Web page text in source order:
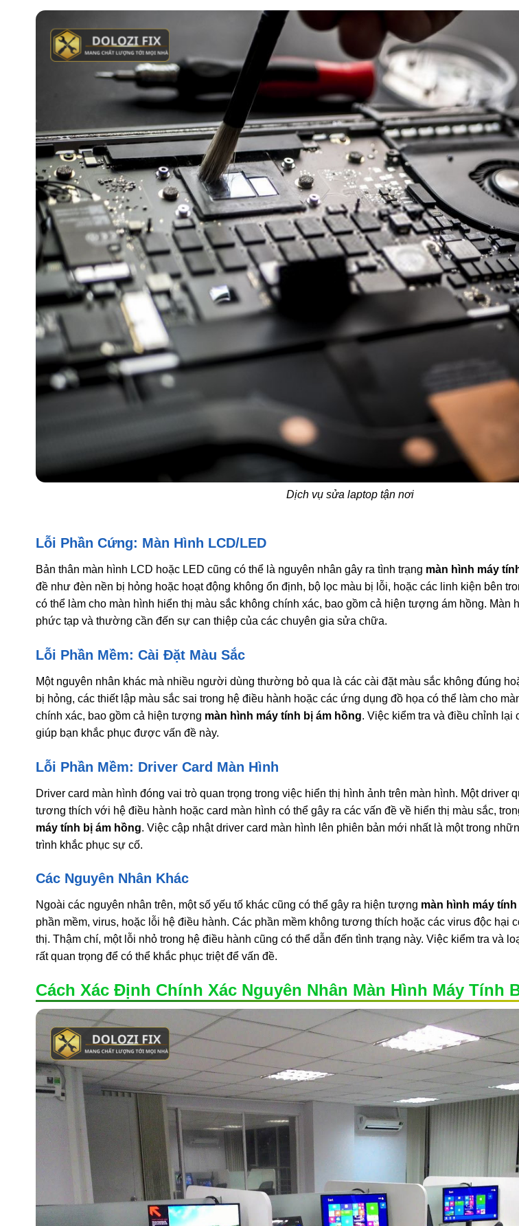
Dịch vụ sửa laptop tận nơi
Lỗi Phần Cứng: Màn Hình LCD/LED
Bản thân màn hình LCD hoặc LED cũng có thể là nguyên nhân gây ra tình trạng màn hình máy
đề như đèn nền bị hỏng hoặc hoạt động không ổn định, bộ lọc màu bị lỗi, hoặc các linh kiện bên
có thể làm cho màn hình hiển thị màu sắc không chính xác, bao gồm cả hiện tượng ám hồng. Màn
phức tạp và thường cần đến sự can thiệp của các chuyên gia sửa chữa.
Lỗi Phần Mềm: Cài Đặt Màu Sắc
Một nguyên nhân khác mà nhiều người dùng thường bỏ qua là các cài đặt màu sắc không đúng
bị hỏng, các thiết lập màu sắc sai trong hệ điều hành hoặc các ứng dụng đồ họa có thể làm cho
chính xác, bao gồm cả hiện tượng màn hình máy tính bị ám hồng. Việc kiểm tra và điều chỉnh lại
giúp bạn khắc phục được vấn đề này.
Lỗi Phần Mềm: Driver Card Màn Hình
Driver card màn hình đóng vai trò quan trọng trong việc hiển thị hình ảnh trên màn hình. Một driver
tương thích với hệ điều hành hoặc card màn hình có thể gây ra các vấn đề về hiển thị màu sắc,
máy tính bị ám hồng. Việc cập nhật driver card màn hình lên phiên bản mới nhất là một trong
trình khắc phục sự cố.
Các Nguyên Nhân Khác
Ngoài các nguyên nhân trên, một số yếu tố khác cũng có thể gây ra hiện tượng màn hình máy
phần mềm, virus, hoặc lỗi hệ điều hành. Các phần mềm không tương thích hoặc các virus độc hại
thị. Thậm chí, một lỗi nhỏ trong hệ điều hành cũng có thể dẫn đến tình trạng này. Việc kiểm tra và
rất quan trọng để có thể khắc phục triệt để vấn đề.
Cách Xác Định Chính Xác Nguyên Nhân Màn Hình Máy Tính